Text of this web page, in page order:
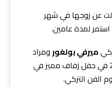
عن زوجها في شهر
لمدة عامين.
ميرفي بولغورومراد
دالكيش في أغسطس 2015 في حفل زفاف مميز في
الفن التركي.